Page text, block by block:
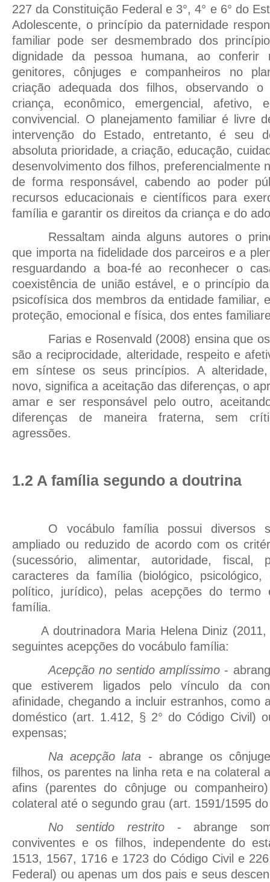
227 da Constituição Federal e 3°, 4° e 6° do
Adolescente, o princípio da paternidade
familiar pode ser desmembrado dos
dignidade da pessoa humana, ao conferir
genitores, cônjuges e companheiros no
criação adequada dos filhos, observando
criança, econômico, emergencial, afetivo,
convivencial. O planejamento familiar é livre
intervenção do Estado, entretanto, é seu
absoluta prioridade, a criação, educação,
desenvolvimento dos filhos, preferencialmente
de forma responsável, cabendo ao poder
recursos educacionais e científicos para
família e garantir os direitos da criança e do
Ressaltam ainda alguns autores o
que importa na fidelidade dos parceiros e a
resguardando a boa-fé ao reconhecer o
coexistência de união estável, e o princípio
psicofísica dos membros da entidade familiar,
proteção, emocional e física, dos entes
Farias e Rosenvald (2008) ensina que
são a reciprocidade, alteridade, respeito e
em síntese os seus princípios. A
novo, significa a aceitação das diferenças, o
amar e ser responsável pelo outro,
diferenças de maneira fraterna, sem
agressões.
1.2 A família segundo a doutrina
O vocábulo família possui diversos
ampliado ou reduzido de acordo com os
(sucessório, alimentar, autoridade, fiscal,
caracteres da família (biológico, psicológico,
político, jurídico), pelas acepções do termo
família.
A doutrinadora Maria Helena Diniz
seguintes acepções do vocábulo família:
Acepção no sentido amplíssimo -
que estiverem ligados pelo vínculo da
afinidade, chegando a incluir estranhos, como
doméstico (art. 1.412, § 2° do Código Civil)
expensas;
Na acepção lata - abrange os
filhos, os parentes na linha reta e na colateral
afins (parentes do cônjuge ou
colateral até o segundo grau (art. 1591/1595
No sentido restrito- abrange
conviventes e os filhos, independente do
1513, 1567, 1716 e 1723 do Código Civil e
Federal) ou apenas um dos pais e seus